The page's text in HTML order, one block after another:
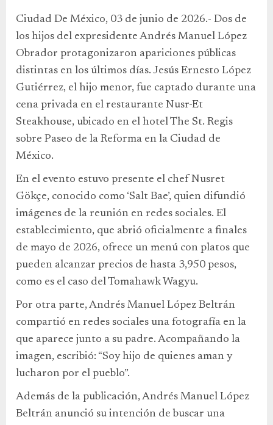
Ciudad De México, 03 de junio de 2026.- Dos de
los hijos del expresidente Andrés Manuel López
Obrador protagonizaron apariciones públicas
distintas en los últimos días. Jesús Ernesto López
Gutiérrez, el hijo menor, fue captado durante una
cena privada en el restaurante Nusr-Et
Steakhouse, ubicado en el hotel The St. Regis
sobre Paseo de la Reforma en la Ciudad de
México.
En el evento estuvo presente el chef Nusret
Gökçe, conocido como ‘Salt Bae’, quien difundió
imágenes de la reunión en redes sociales. El
establecimiento, que abrió oficialmente a finales
de mayo de 2026, ofrece un menú con platos que
pueden alcanzar precios de hasta 3,950 pesos,
como es el caso del Tomahawk Wagyu.
Por otra parte, Andrés Manuel López Beltrán
compartió en redes sociales una fotografía en la
que aparece junto a su padre. Acompañando la
imagen, escribió: “Soy hijo de quienes aman y
lucharon por el pueblo”.
Además de la publicación, Andrés Manuel López
Beltrán anunció su intención de buscar una